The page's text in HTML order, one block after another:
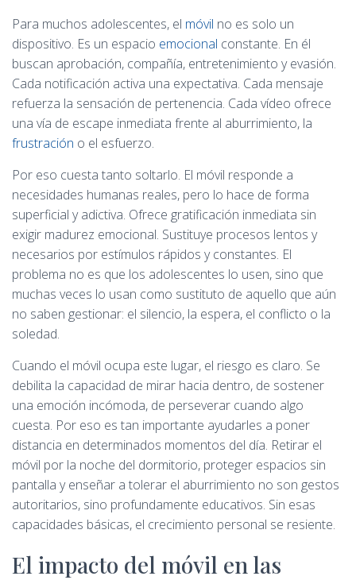
Para muchos adolescentes, el móvil no es solo un
dispositivo. Es un espacio emocional constante. En él
buscan aprobación, compañía, entretenimiento y evasión.
Cada notificación activa una expectativa. Cada mensaje
refuerza la sensación de pertenencia. Cada vídeo ofrece
una vía de escape inmediata frente al aburrimiento, la
frustración o el esfuerzo.
Por eso cuesta tanto soltarlo. El móvil responde a
necesidades humanas reales, pero lo hace de forma
superficial y adictiva. Ofrece gratificación inmediata sin
exigir madurez emocional. Sustituye procesos lentos y
necesarios por estímulos rápidos y constantes. El
problema no es que los adolescentes lo usen, sino que
muchas veces lo usan como sustituto de aquello que aún
no saben gestionar: el silencio, la espera, el conflicto o la
soledad.
Cuando el móvil ocupa este lugar, el riesgo es claro. Se
debilita la capacidad de mirar hacia dentro, de sostener
una emoción incómoda, de perseverar cuando algo
cuesta. Por eso es tan importante ayudarles a poner
distancia en determinados momentos del día. Retirar el
móvil por la noche del dormitorio, proteger espacios sin
pantalla y enseñar a tolerar el aburrimiento no son gestos
autoritarios, sino profundamente educativos. Sin esas
capacidades básicas, el crecimiento personal se resiente.
El impacto del móvil en las